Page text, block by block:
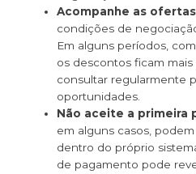
Acompanhe as
condições de
Em alguns períodos,
os descontos ficam mais
consultar regularmente
oportunidades.
Não aceite a primeira
em alguns casos,
dentro do próprio
de pagamento pode